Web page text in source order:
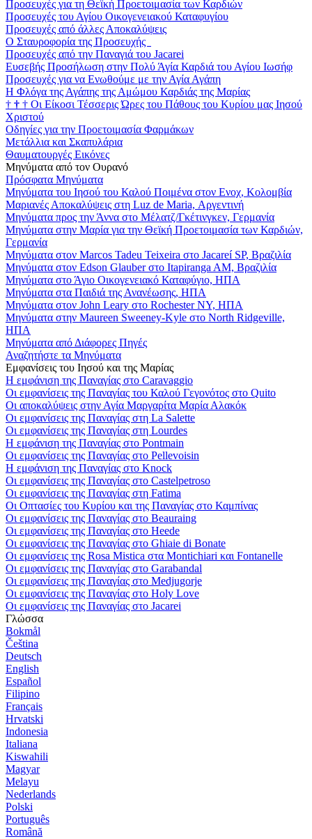
Προσευχές για τη Θεϊκή Προετοιμασία των Καρδιών
Προσευχές του Αγίου Οικογενειακού Καταφυγίου
Προσευχές από άλλες Αποκαλύψεις
Ο Σταυροφορία της Προσευχής
Προσευχές από την Παναγιά του Jacarei
Ευσεβής Προσήλωση στην Πολύ Άγία Καρδιά του Αγίου Ιωσήφ
Προσευχές για να Ενωθούμε με την Αγία Αγάπη
Η Φλόγα της Αγάπης της Αμώμου Καρδιάς της Μαρίας
† † † Οι Είκοσι Τέσσερις Ώρες του Πάθους του Κυρίου μας Ιησού
Χριστού
Οδηγίες για την Προετοιμασία Φαρμάκων
Μετάλλια και Σκαπυλάρια
Θαυματουργές Εικόνες
Μηνύματα από τον Ουρανό
Πρόσφατα Μηνύματα
Μηνύματα του Ιησού του Καλού Ποιμένα στον Ενοχ, Κολομβία
Μαριανές Αποκαλύψεις στη Luz de Maria, Αργεντινή
Μηνύματα προς την Άννα στο Μέλατζ/Γκέτινγκεν, Γερμανία
Μηνύματα στην Μαρία για την Θεϊκή Προετοιμασία των Καρδιών,
Γερμανία
Μηνύματα στον Marcos Tadeu Teixeira στο Jacareí SP, Βραζιλία
Μηνύματα στον Edson Glauber στο Itapiranga AM, Βραζιλία
Μηνύματα στο Άγιο Οικογενειακό Καταφύγιο, ΗΠΑ
Μηνύματα στα Παιδιά της Ανανέωσης, ΗΠΑ
Μηνύματα στον John Leary στο Rochester NY, ΗΠΑ
Μηνύματα στην Maureen Sweeney-Kyle στο North Ridgeville,
ΗΠΑ
Μηνύματα από Διάφορες Πηγές
Αναζητήστε τα Μηνύματα
Εμφανίσεις του Ιησού και της Μαρίας
Η εμφάνιση της Παναγίας στο Caravaggio
Οι εμφανίσεις της Παναγίας του Καλού Γεγονότος στο Quito
Οι αποκαλύψεις στην Αγία Μαργαρίτα Μαρία Αλακόκ
Οι εμφανίσεις της Παναγίας στη La Salette
Οι εμφανίσεις της Παναγίας στη Lourdes
Η εμφάνιση της Παναγίας στο Pontmain
Οι εμφανίσεις της Παναγίας στο Pellevoisin
Η εμφάνιση της Παναγίας στο Knock
Οι εμφανίσεις της Παναγίας στο Castelpetroso
Οι εμφανίσεις της Παναγίας στη Fatima
Οι Οπτασίες του Κυρίου και της Παναγίας στο Καμπίνας
Οι εμφανίσεις της Παναγίας στο Beauraing
Οι εμφανίσεις της Παναγίας στο Heede
Οι εμφανίσεις της Παναγίας στο Ghiaie di Bonate
Οι εμφανίσεις της Rosa Mistica στα Montichiari και Fontanelle
Οι εμφανίσεις της Παναγίας στο Garabandal
Οι εμφανίσεις της Παναγίας στο Medjugorje
Οι εμφανίσεις της Παναγίας στο Holy Love
Οι εμφανίσεις της Παναγίας στο Jacarei
Γλώσσα
Bokmål
Čeština
Deutsch
English
Español
Filipino
Français
Hrvatski
Indonesia
Italiana
Kiswahili
Magyar
Melayu
Nederlands
Polski
Português
Română